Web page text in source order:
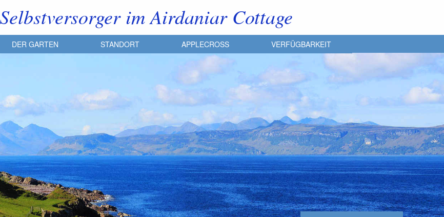
im Airdaniar Cottage
DER GARTEN STANDORT APPLECROSS VERFÜGBARKEIT